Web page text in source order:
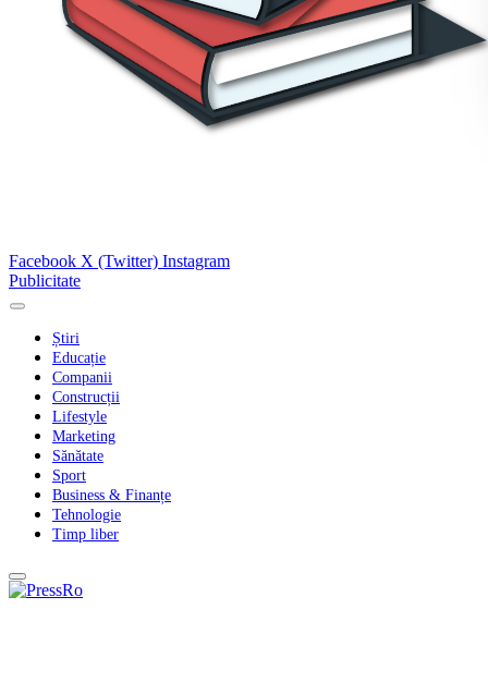
Facebook X (Twitter) Instagram
Publicitate
Știri
Educație
Companii
Construcții
Lifestyle
Marketing
Sănătate
Sport
Business & Finanțe
Tehnologie
Timp liber